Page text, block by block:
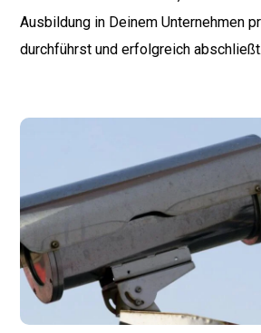
Ausbildung in Deinem Unternehmen
durchführst und erfolgreich abschließt.